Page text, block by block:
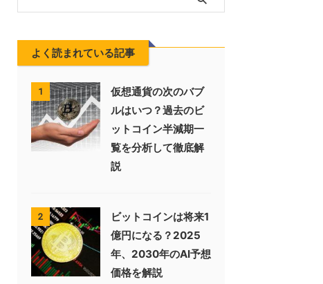
よく読まれている記事
1
仮想通貨の次のバブ
ルはいつ？過去のビ
ットコイン半減期一
覧を分析して徹底解
説
2
ビットコインは将来1
億円になる？2025
年、2030年のAI予想
価格を解説